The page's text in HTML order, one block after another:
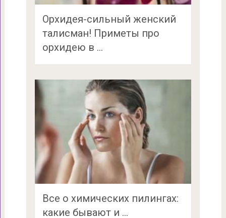
Орхидея-сильный женский
талисман! Приметы про
орхидею в …
Все о химических пилингах:
какие бывают и …